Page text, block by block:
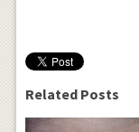
Related Posts